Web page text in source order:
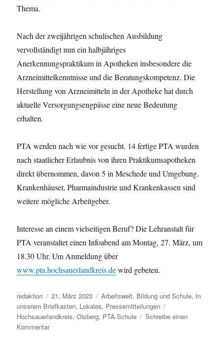
Thema.
Nach der zweijährigen schulischen Ausbildung
vervollständigt nun ein halbjähriges
Anerkennungspraktikum in Apotheken insbesondere die
Arzneimittelkenntnisse und die Beratungskompetenz. Die
Herstellung von Arzneimitteln in der Apotheke hat durch
aktuelle Versorgungsengpässe eine neue Bedeutung
erhalten.
PTA werden nach wie vor gesucht. 14 fertige PTA wurden
nach staatlicher Erlaubnis von ihren Praktikumsapotheken
direkt übernommen, davon 5 in Meschede und Umgebung.
Krankenhäuser, Pharmaindustrie und Krankenkassen sind
weitere mögliche Arbeitgeber.
Interesse an einem vielseitigen Beruf? Die Lehranstalt für
PTA veranstaltet einen Infoabend am Montag, 27. März, um
18.30 Uhr. Um Anmeldung über
www.pta.hochsauerlandkreis.dewird gebeten.
Autor
redaktion
Veröffentlicht
am
21. März 2023 Kategorien
Arbeitswelt, Bildung und Schule, In
unserem Briefkasten, Lokales, Pressemitteilungen
Hochsauerlandkreis,Olsberg, PTA-Schule
Schreibe einen
Kommentarzu